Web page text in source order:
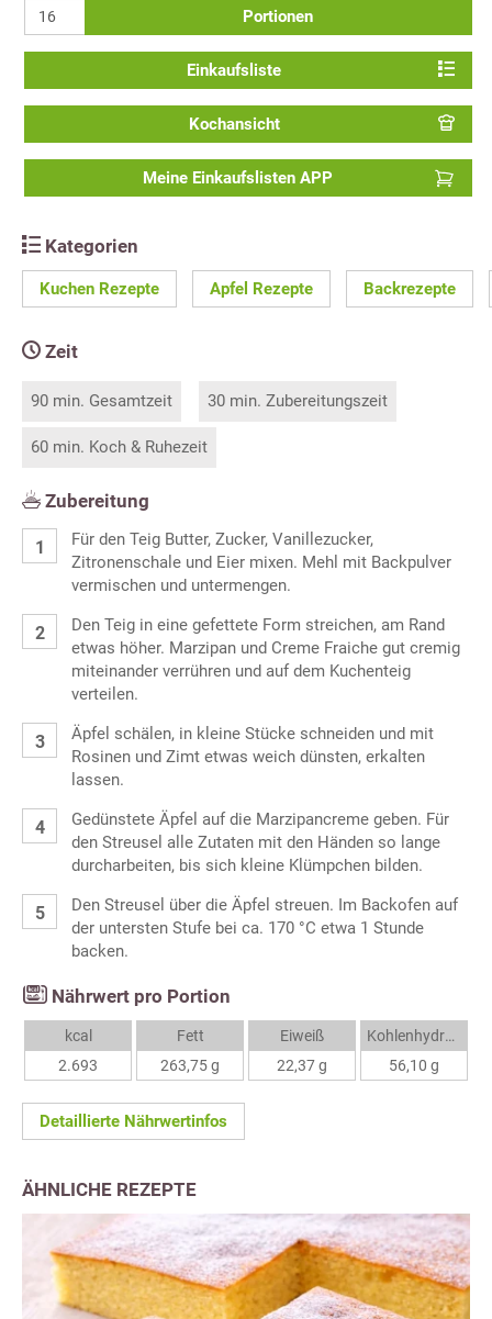
Portionen
Einkaufsliste
Kochansicht
Meine Einkaufslisten APP
Kategorien
Kuchen Rezepte Apfel Rezepte Backrezepte
Zeit
90 min. Gesamtzeit 30 min. Zubereitungszeit
60 min. Koch & Ruhezeit
Zubereitung
Für den Teig Butter, Zucker, Vanillezucker,
Zitronenschale und Eier mixen. Mehl mit Backpulver
vermischen und untermengen.
Den Teig in eine gefettete Form streichen, am Rand
etwas höher. Marzipan und Creme Fraiche gut cremig
miteinander verrühren und auf dem Kuchenteig
verteilen.
Äpfel schälen, in kleine Stücke schneiden und mit
Rosinen und Zimt etwas weich dünsten, erkalten
lassen.
Gedünstete Äpfel auf die Marzipancreme geben. Für
den Streusel alle Zutaten mit den Händen so lange
durcharbeiten, bis sich kleine Klümpchen bilden.
Den Streusel über die Äpfel streuen. Im Backofen auf
der untersten Stufe bei ca. 170 °C etwa 1 Stunde
backen.
Nährwert pro Portion
kcal
2.693
Fett
263,75 g
Eiweiß
22,37 g
Kohlenhydrate
56,10 g
Detaillierte Nährwertinfos
ÄHNLICHE REZEPTE